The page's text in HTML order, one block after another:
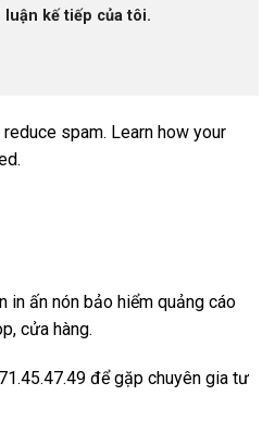
kế tiếp của tôi.
spam. Learn how your
in ấn nón bảo hiểm quảng cáo
cửa hàng.
để gặp chuyên gia tư